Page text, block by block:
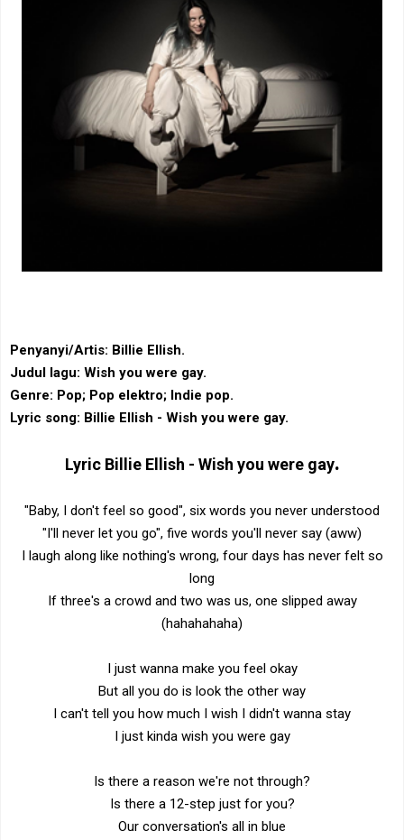
Penyanyi/Artis: Billie Ellish.
Judul lagu: Wish you were gay.
Genre: Pop; Pop elektro; Indie pop‎.
Lyric song: Billie Ellish - Wish you were gay.
Lyric Billie Ellish - Wish you were gay.
"Baby, I don't feel so good", six words you never understood
"I'll never let you go", five words you'll never say (aww)
I laugh along like nothing's wrong, four days has never felt so
long
If three's a crowd and two was us, one slipped away
(hahahahaha)
I just wanna make you feel okay
But all you do is look the other way
I can't tell you how much I wish I didn't wanna stay
I just kinda wish you were gay
Is there a reason we're not through?
Is there a 12-step just for you?
Our conversation's all in blue